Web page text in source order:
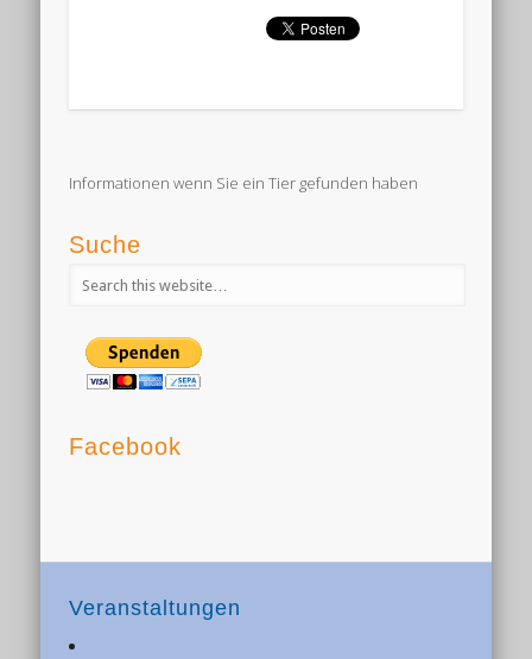
Informationen wenn Sie ein Tier gefunden haben
Suche
Facebook
Veranstaltungen